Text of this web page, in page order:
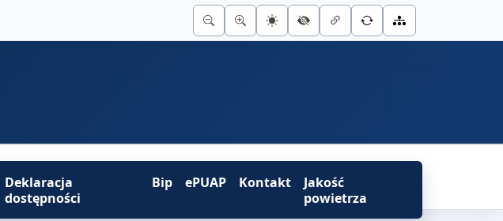
Deklaracja
dostępności
Bip ePUAP Kontakt
Jakość
powietrza